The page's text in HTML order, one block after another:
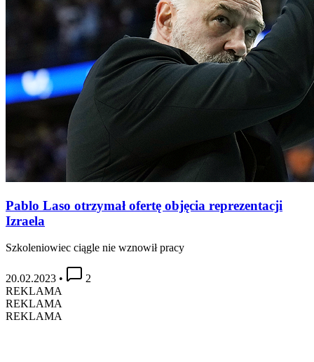
Pablo Laso otrzymał ofertę objęcia reprezentacji
Izraela
Szkoleniowiec ciągle nie wznowił pracy
20.02.2023 •
2
REKLAMA
REKLAMA
REKLAMA